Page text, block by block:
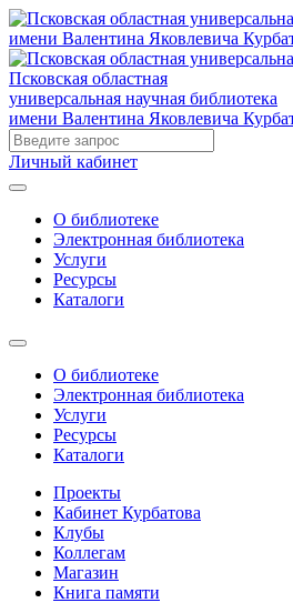
Псковская областная
универсальная научная библиотека
имени Валентина Яковлевича
Личный кабинет
О библиотеке
Электронная библиотека
Услуги
Ресурсы
Каталоги
О библиотеке
Электронная библиотека
Услуги
Ресурсы
Каталоги
Проекты
Кабинет Курбатова
Клубы
Коллегам
Магазин
Книга памяти